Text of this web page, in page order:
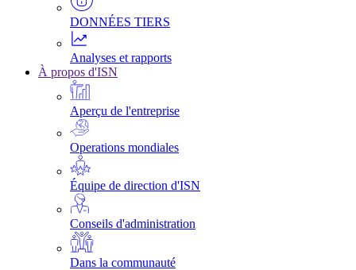
DONNÉES TIERS
Analyses et rapports
À propos d'ISN
Aperçu de l'entreprise
Operations mondiales
Équipe de direction d'ISN
Conseils d'administration
Dans la communauté